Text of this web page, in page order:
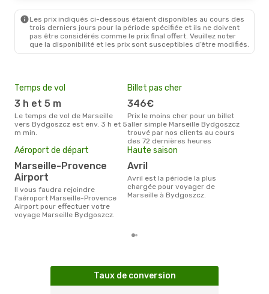
Les prix indiqués ci-dessous étaient disponibles au cours des
trois derniers jours pour la période spécifiée et ils ne doivent
pas être considérés comme le prix final offert. Veuillez noter
que la disponibilité et les prix sont susceptibles d’être modifiés.
Temps de vol
3 h et 5 m
Le temps de vol de Marseille
vers Bydgoszcz est env. 3 h et 5
m min.
Billet pas cher
346€
Prix le moins cher pour un billet
aller simple Marseille Bydgoszcz
trouvé par nos clients au cours
des 72 dernières heures
Aéroport de départ
Marseille-Provence
Airport
Il vous faudra rejoindre
l'aéroport Marseille-Provence
Airport pour effectuer votre
voyage Marseille Bydgoszcz.
Haute saison
avril
avril est la période la plus
chargée pour voyager de
Marseille à Bydgoszcz.
Taux de conversion